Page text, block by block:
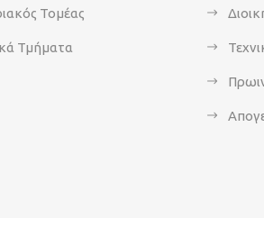
Τομέας
Τμήματα